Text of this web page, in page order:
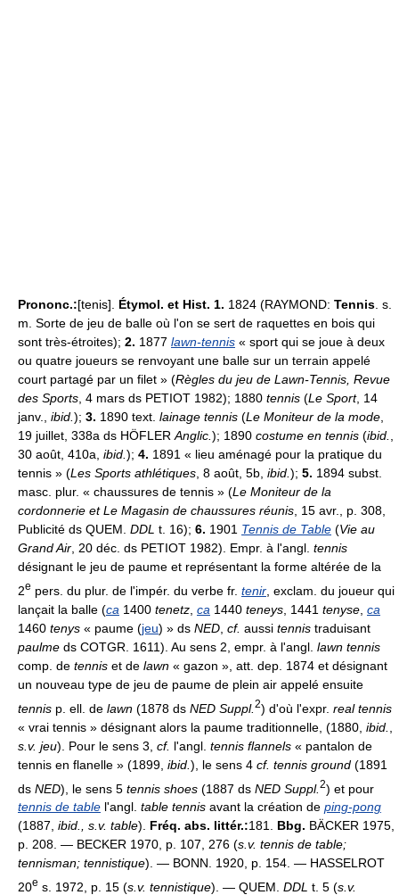
Prononc.:[tenis]. Étymol. et Hist. 1. 1824 (RAYMOND: Tennis. s.
m. Sorte de jeu de balle où l'on se sert de raquettes en bois qui
sont très-étroites); 2. 1877 lawn-tennis « sport qui se joue à deux
ou quatre joueurs se renvoyant une balle sur un terrain appelé
court partagé par un filet » (Règles du jeu de Lawn-Tennis, Revue
des Sports, 4 mars ds PETIOT 1982); 1880 tennis (Le Sport, 14
janv., ibid.); 3. 1890 text. lainage tennis (Le Moniteur de la mode,
19 juillet, 338a ds HÖFLERAnglic.); 1890 costume en tennis (ibid.,
30 août, 410a, ibid.); 4. 1891 « lieu aménagé pour la pratique du
tennis » (Les Sports athlétiques, 8 août, 5b, ibid.); 5. 1894 subst.
masc. plur. « chaussures de tennis » (Le Moniteur de la
cordonnerie et Le Magasin de chaussures réunis, 15 avr., p. 308,
Publicité ds QUEM. DDL t. 16); 6. 1901 Tennis de Table (Vie au
Grand Air, 20 déc. ds PETIOT 1982). Empr. à l'angl. tennis
désignant le jeu de paume et représentant la forme altérée de la
2e pers. du plur. de l'impér. du verbe fr. tenir , exclam. du joueur qui
lançait la balle (ca 1400 tenetz ca 1440 teneys , 1441 tenyse ca
1460 tenys « paume (jeu) » ds NED cf. aussi tennis traduisant
paulme ds COTGR. 1611). Au sens 2, empr. à l'angl. lawn tennis
comp. de tennis et de lawn « gazon », att. dep. 1874 et désignant
un nouveau type de jeu de paume de plein air appelé ensuite
tennis p. ell. de lawn (1878 ds NED Suppl. 2) d'où l'expr. real tennis
« vrai tennis » désignant alors la paume traditionnelle, (1880, ibid.
s.v. jeu). Pour le sens 3, cf. l'angl. tennis flannels « pantalon de
tennis en flanelle » (1899, ibid. ), le sens 4 cf. tennis ground (1891
ds NED), le sens 5 tennis shoes (1887 ds NED Suppl. 2) et pour
tennis de table l'angl. table tennis avant la création de ping-pong
(1887, ibid., s.v. table). Fréq. abs. littér.:181. Bbg. BÄCKER 1975,
p. 208. — BECKER 1970, p. 107, 276 (s.v. tennis de table;
tennisman; tennistique). — BONN. 1920, p. 154. — HASSELROT
20e s. 1972, p. 15 (s.v. tennistique). — QUEM. DDL t. 5 (s.v.